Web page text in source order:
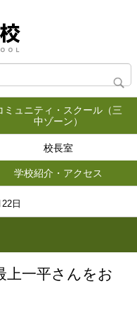
ミュニティ・スクール（三
中ゾーン）
校長室
学校紹介・アクセス
日
一平さんをお